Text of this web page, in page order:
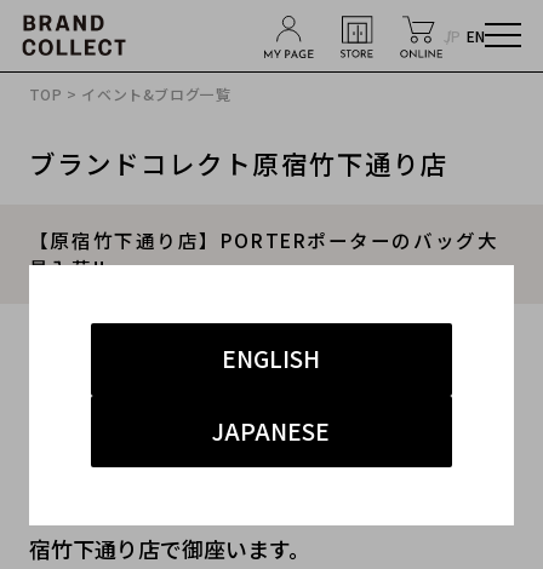
JP EN
ENGLISH
JAPANESE
TOP > イベント&ブログ一覧
ブランドコレクト原宿竹下通り店
【原宿竹下通り店】PORTERポーターのバッグ大
量入荷!!
#バッグ
原宿・竹下通り・青山・表参道エリアのブランド
宿竹下通り店で御座います。